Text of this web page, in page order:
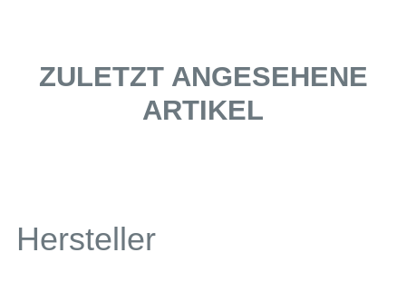
ZULETZT ANGESEHENE
ARTIKEL
Hersteller